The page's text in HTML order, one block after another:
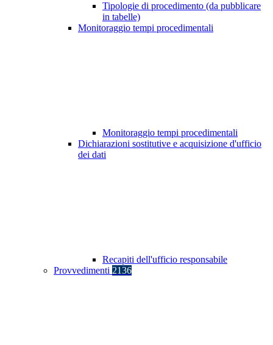
Tipologie di procedimento (da pubblicare
in tabelle)
Monitoraggio tempi procedimentali
Monitoraggio tempi procedimentali
Dichiarazioni sostitutive e acquisizione d'ufficio
dei dati
Recapiti dell'ufficio responsabile
Provvedimenti 2136